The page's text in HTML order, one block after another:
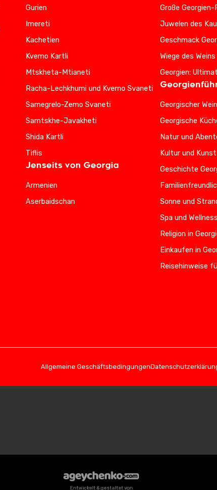
Gurien
Imereti
Kachetien
Kvemo Kartli
Mtskheta-Mtianeti
Racha-Lechkhumi und Kvemo Svaneti
Samegrelo-Zemo Svaneti
Samtskhe-Javakheti
Shida Kartli
Tiflis
Jenseits von Georgia
Armenien
Aserbaidschan
Große Georgien-
Juwelen des
Geschmack
Wiege des Weins
Georgien:
Georgischer Wein
Georgische
Natur und
Kultur und
Geschichte
Sonne und
Spa und
Religion in
Einkaufen in
Reisehinweise
Allgemeine Geschäftsbedingungen
Entwickelt & gestaltet von